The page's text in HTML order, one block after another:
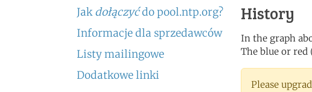
Jakdołączyćdo pool.ntp.org?
Informacje dla sprzedawców
Listy mailingowe
Dodatkowe linki
History
In the graph
The blue or red
Please